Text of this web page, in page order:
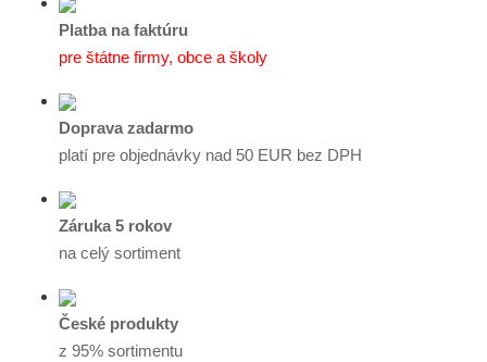
Platba na faktúru
pre štátne firmy, obce a školy
Doprava zadarmo
platí pre objednávky nad 50 EUR bez DPH
Záruka 5 rokov
na celý sortiment
České produkty
z 95% sortimentu